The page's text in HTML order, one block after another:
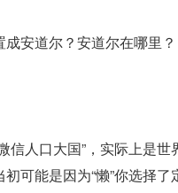
信人口大国”，实际上是
可能是因为“懒”你选择